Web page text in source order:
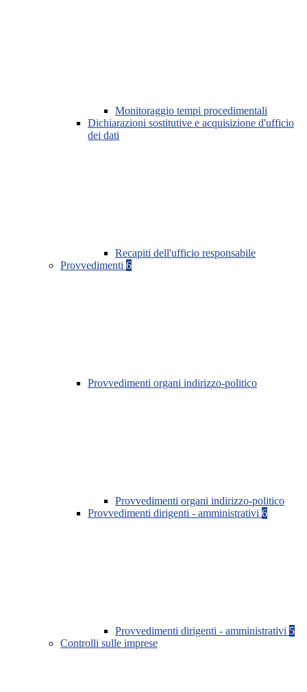
Monitoraggio tempi procedimentali
Dichiarazioni sostitutive e acquisizione d'ufficio
dei dati
Recapiti dell'ufficio responsabile
Provvedimenti 6
Provvedimenti organi indirizzo-politico
Provvedimenti organi indirizzo-politico
Provvedimenti dirigenti - amministrativi 6
Provvedimenti dirigenti - amministrativi 5
Controlli sulle imprese